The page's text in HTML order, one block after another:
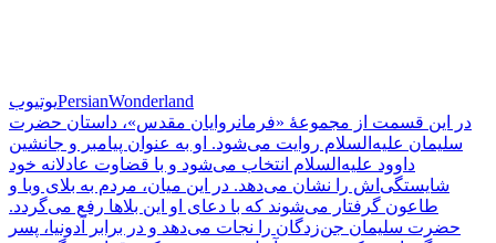
یوتیوبPersianWonderland
در این قسمت از مجموعۀ «فرمانروایان مقدس»، داستان حضرت
سلیمان علیه‌السلام روایت می‌شود. او به عنوان پیامبر و جانشین
داوود علیه‌السلام انتخاب می‌شود و با قضاوت عادلانه خود
شایستگی‌اش را نشان می‌دهد. در این میان، مردم به بلای وبا و
طاعون گرفتار می‌شوند که با دعای او این بلاها رفع می‌گردد.
حضرت سلیمان جن‌زدگان را نجات می‌دهد و در برابر آدونیا، پسر